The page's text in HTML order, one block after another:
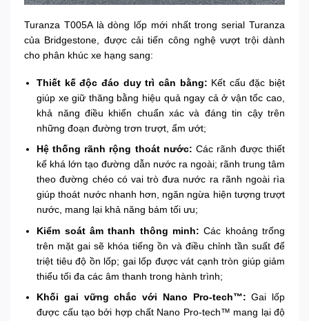
Turanza T005A là dòng lốp mới nhất trong serial Turanza
của Bridgestone, được cải tiến công nghệ vượt trội dành
cho phân khúc xe hạng sang:
Thiết kế độc đáo duy trì cân bằng: Kết cấu đặc biệt
giúp xe giữ thăng bằng hiệu quả ngay cả ở vận tốc cao,
khả năng điều khiển chuẩn xác và đáng tin cậy trên
những đoạn đường trơn trượt, ẩm ướt;
Hệ thống rãnh rộng thoát nước: Các rãnh được thiết
kế khá lớn tạo đường dẫn nước ra ngoài; rãnh trung tâm
theo đường chéo có vai trò đưa nước ra rãnh ngoài rìa
giúp thoát nước nhanh hơn, ngăn ngừa hiện tượng trượt
nước, mang lại khả năng bám tối ưu;
Kiểm soát âm thanh thông minh:Các khoảng trống
trên mặt gai sẽ khóa tiếng ồn và điều chỉnh tần suất để
triệt tiêu độ ồn lốp; gai lốp được vát cạnh tròn giúp giảm
thiểu tối đa các âm thanh trong hành trình;
Khối gai vững chắc với Nano Pro-tech™:Gai lốp
được cấu tạo bởi hợp chất Nano Pro-tech™ mang lại độ